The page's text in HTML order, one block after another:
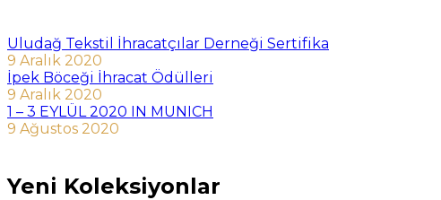
Uludağ Tekstil İhracatçılar Derneği Sertifika
9 Aralık 2020
İpek Böceği İhracat Ödülleri
9 Aralık 2020
1 – 3 EYLÜL 2020 IN MUNICH
9 Ağustos 2020
Yeni Koleksiyonlar